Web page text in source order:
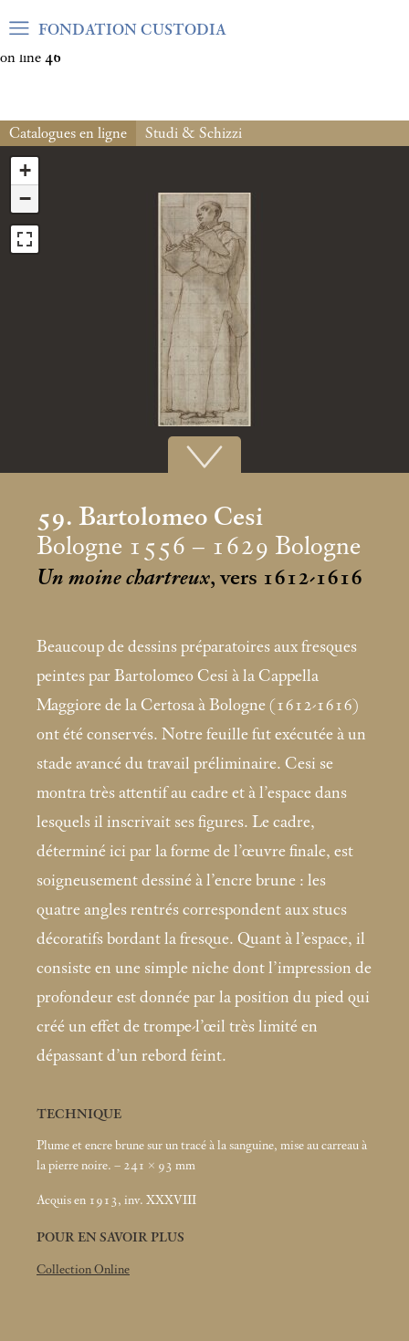
Warning: Undefined array key "var_mode" in
on line 46
FONDATION CUSTODIA
Catalogues en ligne Studi & Schizzi
+
−
59. Bartolomeo Cesi
Bologne 1556 – 1629 Bologne
Un moine chartreux, vers 1612-1616
Beaucoup de dessins préparatoires aux fresques
peintes par Bartolomeo Cesi à la Cappella
Maggiore de la Certosa à Bologne (1612-1616)
ont été conservés. Notre feuille fut exécutée à un
stade avancé du travail préliminaire. Cesi se
montra très attentif au cadre et à l’espace dans
lesquels il inscrivait ses figures. Le cadre,
déterminé ici par la forme de l’œuvre finale, est
soigneusement dessiné à l’encre brune : les
quatre angles rentrés correspondent aux stucs
décoratifs bordant la fresque. Quant à l’espace, il
consiste en une simple niche dont l’impression de
profondeur est donnée par la position du pied qui
créé un effet de trompe-l’œil très limité en
dépassant d’un rebord feint.
TECHNIQUE
Plume et encre brune sur un tracé à la sanguine, mise au carreau à
la pierre noire. – 241 × 93 mm
Acquis en 1913, inv. XXXVIII
POUR EN SAVOIR PLUS
Collection Online